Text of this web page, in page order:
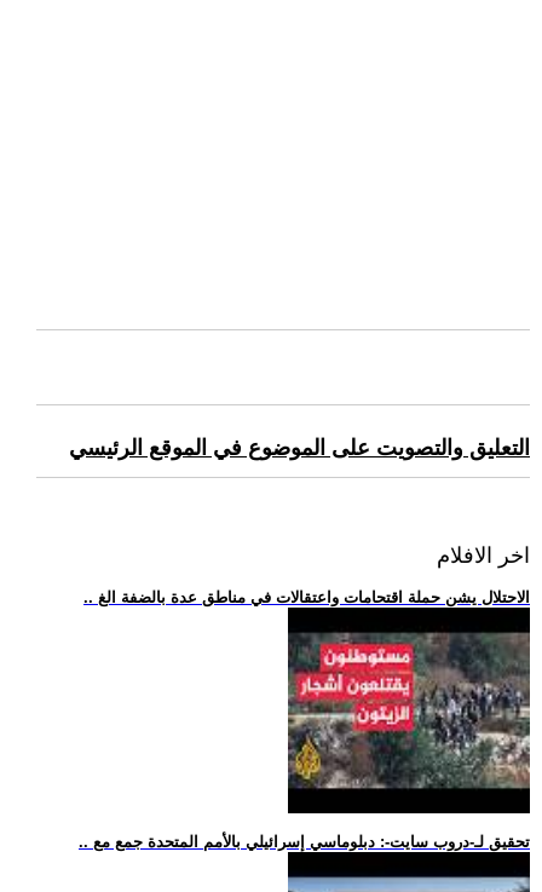
التعليق والتصويت على الموضوع في الموقع الرئيسي
اخر الافلام
.. الاحتلال يشن حملة اقتحامات واعتقالات في مناطق عدة بالضفة الغ
.. تحقيق لـ-دروب سايت-: دبلوماسي إسرائيلي بالأمم المتحدة جمع مع